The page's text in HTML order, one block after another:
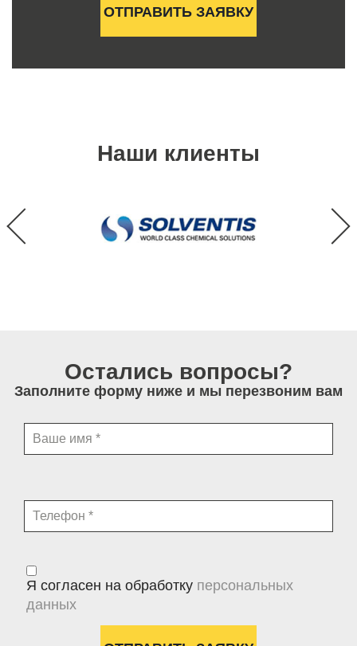
Наши клиенты
Остались вопросы?
Заполните форму ниже и мы перезвоним вам
Я согласен на обработку персональных
данных